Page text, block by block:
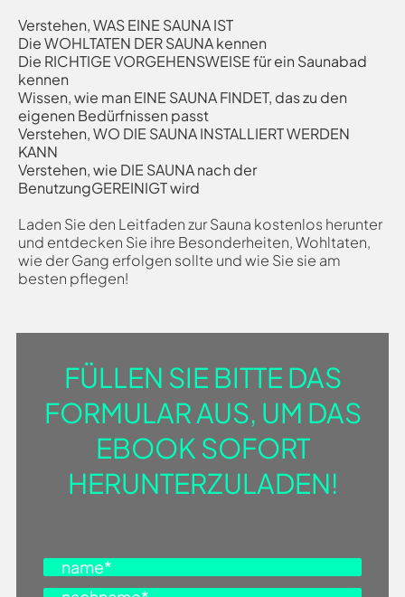
Verstehen, WAS EINE SAUNA IST
Die WOHLTATEN DER SAUNA kennen
Die RICHTIGE VORGEHENSWEISE für ein Saunabad
kennen
Wissen, wie man EINE SAUNA FINDET, das zu den
eigenen Bedürfnissen passt
Verstehen, WO DIE SAUNA INSTALLIERT WERDEN
KANN
Verstehen, wie DIE SAUNA nach der
BenutzungGEREINIGT wird
Laden Sie den Leitfaden zur Sauna kostenlos herunter
und entdecken Sie ihre Besonderheiten, Wohltaten,
wie der Gang erfolgen sollte und wie Sie sie am
besten pflegen!
FÜLLEN SIE BITTE DAS
FORMULAR AUS, UM DAS
EBOOK SOFORT
HERUNTERZULADEN!